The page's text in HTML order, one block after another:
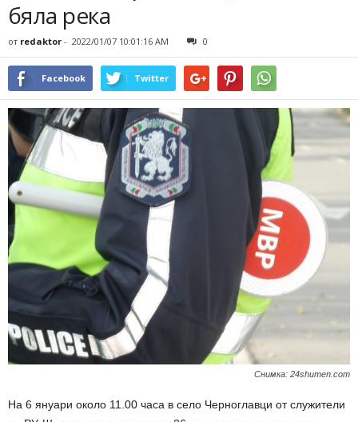
бяла река
от redaktor - 2022/01/07 10:01:16 AM 0
Facebook Twitter
Снимка: 24shumen.com
На 6 януари около 11.00 часа в село Черноглавци от служители